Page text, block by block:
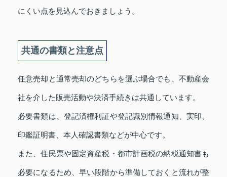
にくい点を見込んでおきましょう。
共通の書類と注意点
任意売却と通常売却のどちらを選ぶ場合でも、不動産会
社を介した販売活動や決済手続きは共通しています。
必要書類は、登記済権利証や登記識別情報通知、実印、
印鑑証明書、本人確認書類などが中心です。
また、住民票や固定資産税・都市計画税の納税通知書も
必要になるため、早い段階から準備しておくと流れが整